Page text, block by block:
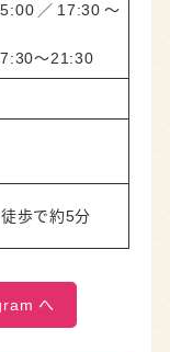
／17:30～
～21:30
歩で約5分
へ